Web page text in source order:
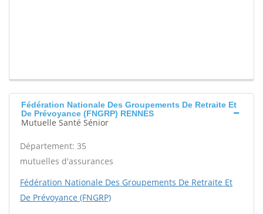
Fédération Nationale Des Groupements De Retraite Et
De Prévoyance (FNGRP) RENNES
Mutuelle Santé Sénior
Département: 35
mutuelles d'assurances
Fédération Nationale Des Groupements De Retraite Et
De Prévoyance (FNGRP)